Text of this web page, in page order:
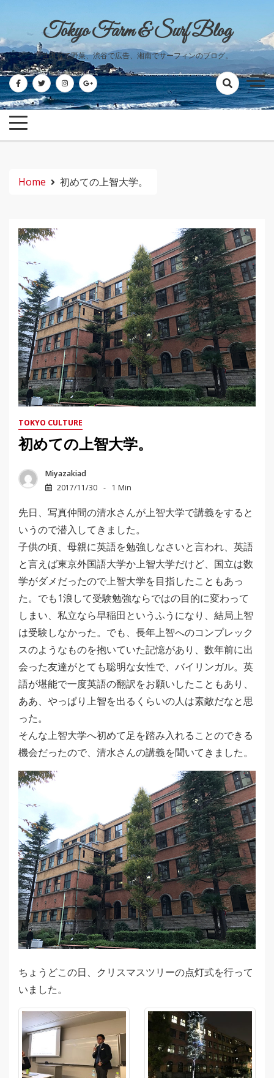
content
Tokyo Farm & Surf Blog
世田谷で野菜、渋谷で広告、湘南でサーフィンのブログ。
Home 初めての上智大学。
TOKYO CULTURE
初めての上智大学。
Miyazakiad
2017/11/30
1 Min
先日、写真仲間の清水さんが上智大学で講義をすると
いうので潜入してきました。
子供の頃、母親に英語を勉強しなさいと言われ、英語
と言えば東京外国語大学か上智大学だけど、国立は数
学がダメだったので上智大学を目指したこともあっ
た。でも1浪して受験勉強ならではの目的に変わって
しまい、私立なら早稲田というふうになり、結局上智
は受験しなかった。でも、長年上智へのコンプレック
スのようなものを抱いていた記憶があり、数年前に出
会った友達がとても聡明な女性で、バイリンガル。英
語が堪能で一度英語の翻訳をお願いしたこともあり、
ああ、やっぱり上智を出るくらいの人は素敵だなと思
った。
そんな上智大学へ初めて足を踏み入れることのできる
機会だったので、清水さんの講義を聞いてきました。
ちょうどこの日、クリスマスツリーの点灯式を行って
いました。